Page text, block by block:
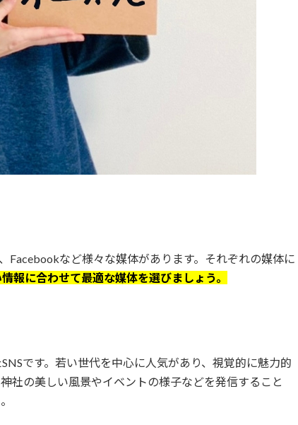
Facebookなど様々な媒体があります。それぞれの媒体に
報に合わせて最適な媒体を選びましょう。
です。若い世代を中心に人気があり、視覚的に魅力的
社の美しい風景やイベントの様子などを発信すること